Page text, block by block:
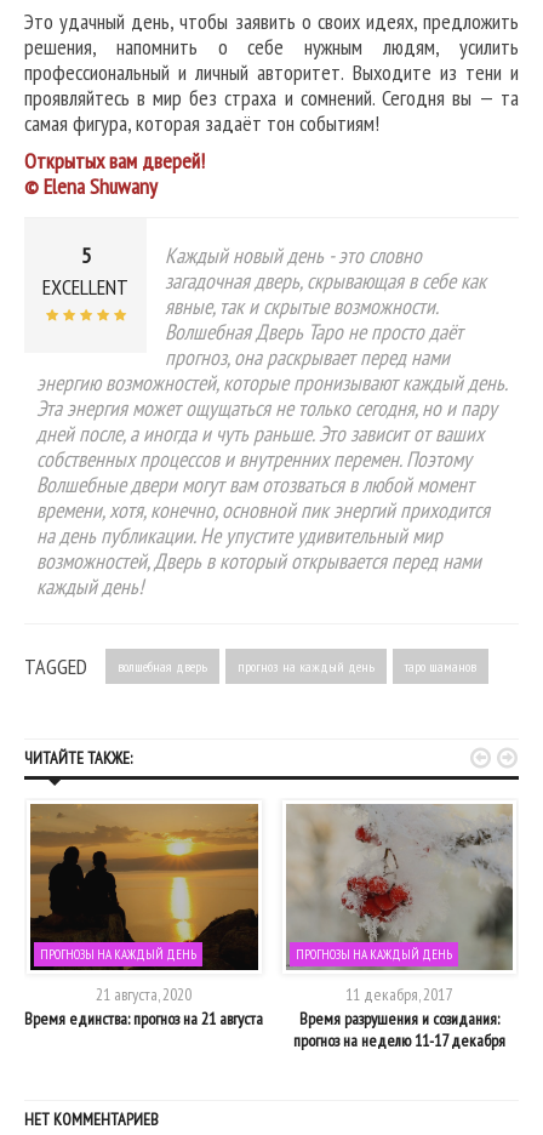
Это удачный день, чтобы заявить о своих идеях, предложить
решения, напомнить о себе нужным людям, усилить
профессиональный и личный авторитет. Выходите из тени и
проявляйтесь в мир без страха и сомнений. Сегодня вы — та
самая фигура, которая задаёт тон событиям!
Открытых вам дверей!
© Elena Shuwany
5
EXCELLENT
Каждый новый день - это словно
загадочная дверь, скрывающая в себе как
явные, так и скрытые возможности.
Волшебная Дверь Таро не просто даёт
прогноз, она раскрывает перед нами
энергию возможностей, которые пронизывают каждый день.
Эта энергия может ощущаться не только сегодня, но и пару
дней после, а иногда и чуть раньше. Это зависит от ваших
собственных процессов и внутренних перемен. Поэтому
Волшебные двери могут вам отозваться в любой момент
времени, хотя, конечно, основной пик энергий приходится
на день публикации. Не упустите удивительный мир
возможностей, Дверь в который открывается перед нами
каждый день!
TAGGED волшебная дверь прогноз на каждый день таро шаманов
ЧИТАЙТЕ ТАКЖЕ:
ПРОГНОЗЫ НА КАЖДЫЙ ДЕНЬ
21 августа, 2020
Время единства: прогноз на 21 августа
ПРОГНОЗЫ НА КАЖДЫЙ ДЕНЬ
11 декабря, 2017
Время разрушения и созидания:
прогноз на неделю 11-17 декабря
 
НЕТ КОММЕНТАРИЕВ